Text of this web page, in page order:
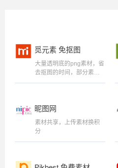
觅元素 免抠图
大量透明底的png素材，省
去抠图的时间，部分素材
提供免费下载。同时含有
昵图网
素材共享，上传素材换积
分